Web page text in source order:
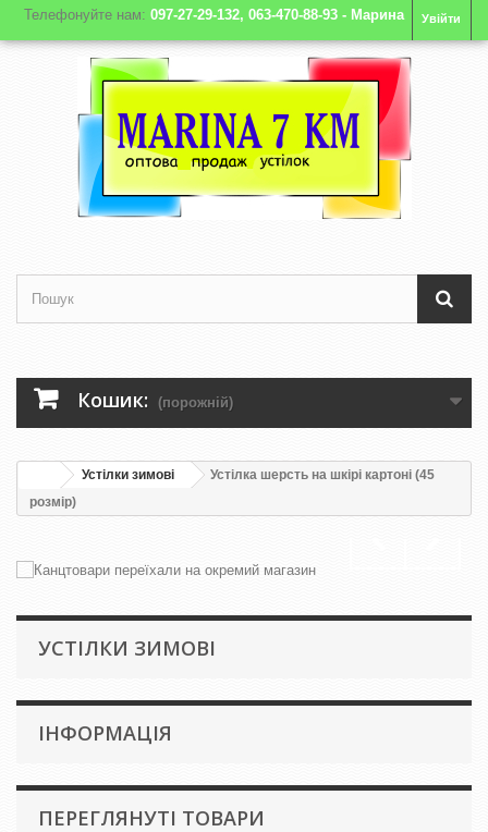
Увійти
Телефонуйте нам: 097-27-29-132, 063-470-88-93 - Марина
Кошик: (порожній)
Устілки зимові
Устілка шерсть на шкірі картоні (45
розмір)
УСТІЛКИ ЗИМОВІ
IНФОРМАЦІЯ
ПЕРЕГЛЯНУТІ ТОВАРИ